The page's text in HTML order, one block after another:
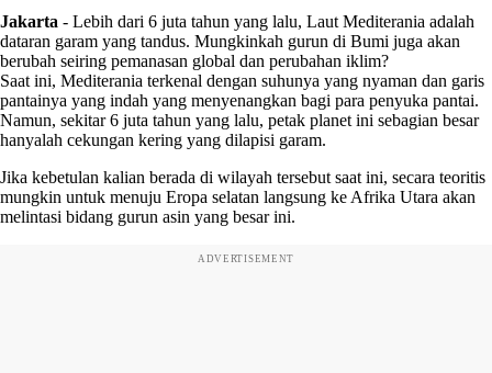
Jakarta - Lebih dari 6 juta tahun yang lalu, Laut Mediterania adalah
dataran garam yang tandus. Mungkinkah gurun di Bumi juga akan
berubah seiring pemanasan global dan perubahan iklim?
Saat ini, Mediterania terkenal dengan suhunya yang nyaman dan garis
pantainya yang indah yang menyenangkan bagi para penyuka pantai.
Namun, sekitar 6 juta tahun yang lalu, petak planet ini sebagian besar
hanyalah cekungan kering yang dilapisi garam.
Jika kebetulan kalian berada di wilayah tersebut saat ini, secara teoritis
mungkin untuk menuju Eropa selatan langsung ke Afrika Utara akan
melintasi bidang gurun asin yang besar ini.
ADVERTISEMENT